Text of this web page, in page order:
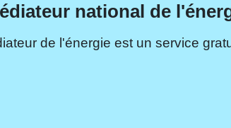
national de
de l'énergie est un service